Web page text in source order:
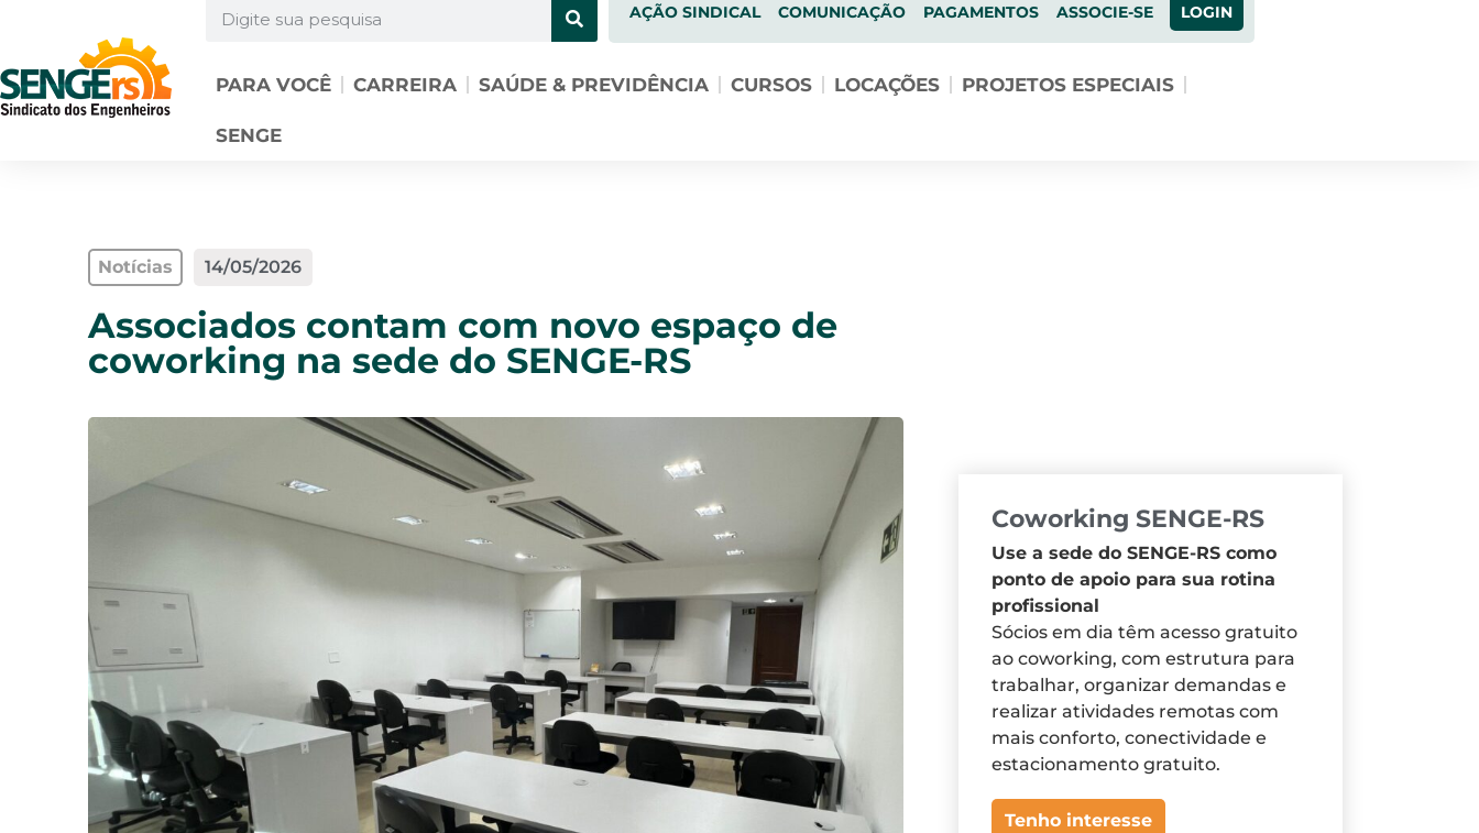
AÇÃO SINDICAL COMUNICAÇÃO PAGAMENTOS ASSOCIE-SE LOGIN
PARA VOCÊ CARREIRA SAÚDE & PREVIDÊNCIA CURSOS LOCAÇÕES PROJETOS ESPECIAIS
SENGE
Notícias 14/05/2026
Associados contam com novo espaço de
coworking na sede do SENGE-RS
Coworking SENGE-RS
Use a sede do SENGE-RS como
ponto de apoio para sua rotina
profissional
Sócios em dia têm acesso gratuito
ao coworking, com estrutura para
trabalhar, organizar demandas e
realizar atividades remotas com
mais conforto, conectividade e
estacionamento gratuito.
Tenho interesse